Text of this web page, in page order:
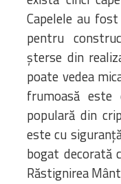
Capelele au
pentru
șterse din
poate vedea
frumoasă este
populară din
este cu
bogat decorată
Răstignirea